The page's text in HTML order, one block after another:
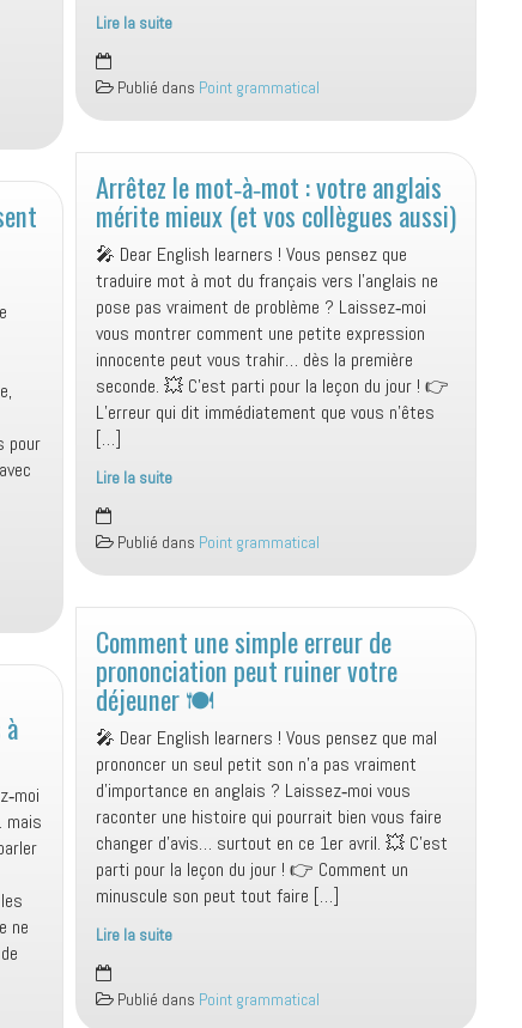
pour
mais
ne
Lire la suite
📘
Comment
exprimer
correctement
une
durée
en
anglais
Publié dans Point grammatical
Arrêtez le mot‑à‑mot : votre anglais
mérite mieux (et vos collègues aussi)
🎤 Dear English learners ! Vous pensez que
traduire mot à mot du français vers l’anglais ne
pose pas vraiment de problème ? Laissez‑moi
vous montrer comment une petite expression
innocente peut vous trahir… dès la première
seconde. 💥 C’est parti pour la leçon du jour ! 👉
L’erreur qui dit immédiatement que vous n’êtes
[…]
Lire la suite
Arrêtez
le
mot‑à‑mot
:
votre
anglais
mérite
mieux
(et
vos
collègues
aussi)
Publié dans Point grammatical
Comment une simple erreur de
prononciation peut ruiner votre
déjeuner 🍽️
🎤 Dear English learners ! Vous pensez que mal
prononcer un seul petit son n’a pas vraiment
d’importance en anglais ? Laissez‑moi vous
raconter une histoire qui pourrait bien vous faire
changer d’avis… surtout en ce 1er avril. 💥 C’est
parti pour la leçon du jour ! 👉 Comment un
minuscule son peut tout faire […]
Lire la suite
Comment
une
simplePublié dans Point grammatical